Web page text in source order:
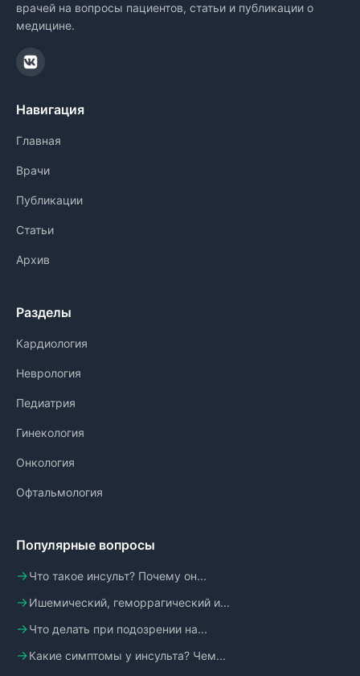
врачей на вопросы пациентов, статьи и публикации о
медицине.
Навигация
Главная
Врачи
Публикации
Статьи
Архив
Разделы
Кардиология
Неврология
Педиатрия
Гинекология
Онкология
Офтальмология
Популярные вопросы
Что такое инсульт? Почему он...
Ишемический, геморрагический и...
Что делать при подозрении на...
Какие симптомы у инсульта? Чем...